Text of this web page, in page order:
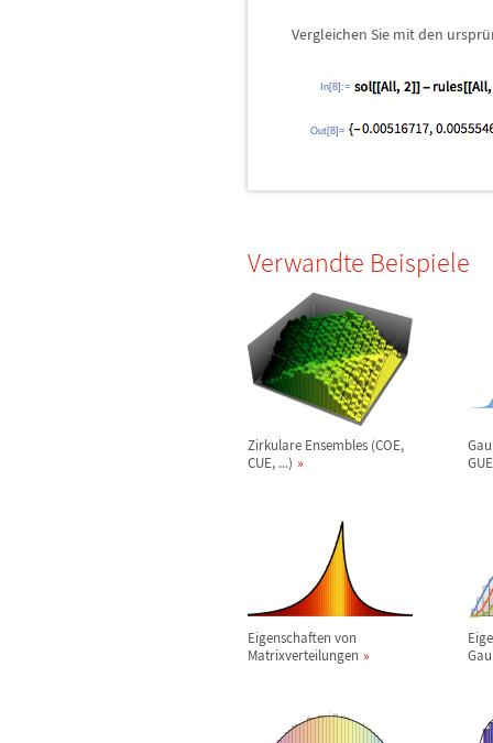
Vergleichen Sie mit den ursprü
In[8]:=
Out[8]=
Verwandte Beispiele
Zirkulare Ensembles (COE,
CUE, ...)
Gau
Eigenschaften von
Matrixverteilungen
Gau